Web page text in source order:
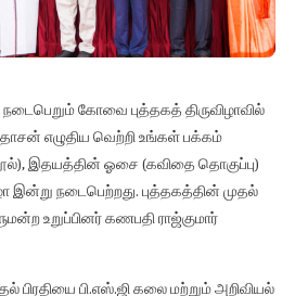
கோவை புத்தகத் திருவிழாவில்
எழுதிய வெற்றி உங்கள் பக்கம்
இதயத்தின் ஓசை (கவிதை தொகுப்பு)
இன்று நடைபெற்றது. புத்தகத்தின் முதல்
உறுப்பினர் கணபதி ராஜ்குமார்
பிரதியை பி.எஸ்.ஜி கலை மற்றும் அறிவியல்